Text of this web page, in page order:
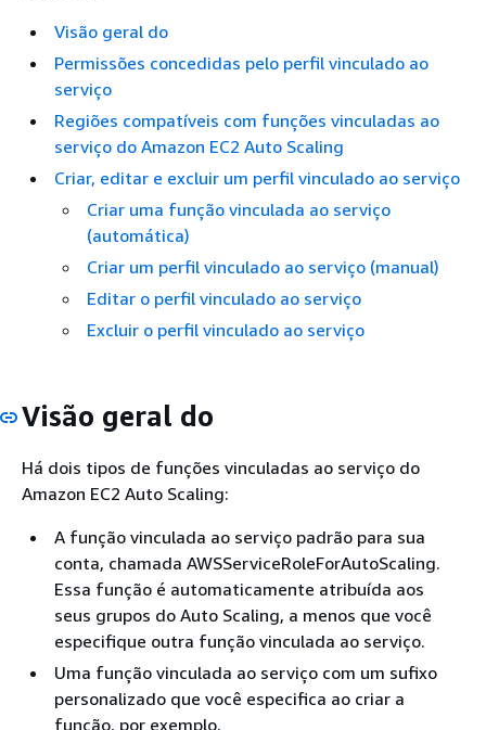
Visão geral do
Permissões concedidas pelo perfil vinculado ao
serviço
Regiões compatíveis com funções vinculadas ao
serviço do Amazon EC2 Auto Scaling
Criar, editar e excluir um perfil vinculado ao serviço
Criar uma função vinculada ao serviço
(automática)
Criar um perfil vinculado ao serviço (manual)
Editar o perfil vinculado ao serviço
Excluir o perfil vinculado ao serviço
Visão geral do
Há dois tipos de funções vinculadas ao serviço do
Amazon EC2 Auto Scaling:
A função vinculada ao serviço padrão para sua
conta, chamada AWSServiceRoleForAutoScaling.
Essa função é automaticamente atribuída aos
seus grupos do Auto Scaling, a menos que você
especifique outra função vinculada ao serviço.
Uma função vinculada ao serviço com um sufixo
personalizado que você especifica ao criar a
função, por exemplo,